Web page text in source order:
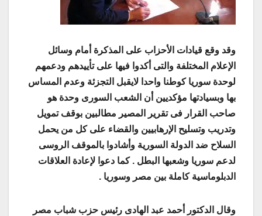
وقد وقع قيادات الأحزاب على المذكرة أمام وسائل
الإعلام المختلفة والتى أكدوا فيها على تأييدهم ودعمهم
لوحدة سوريا كوطنا واحدا لايقبل التجزئة وعدم المساس
بها وبسيادتها مؤكديين أن الشعب السورى وحدة هو
صاحب القرار فى تقرير المصير مطالبين بوقف تمويل
وتدريب وتسليح الإرهابيين والقضاء على كل من يحمل
السلاح ضد الدولة السورية وأشادوا بالموقف الروسى
لدعم سوريا وشعبها البطل . كما دعوا لإعادة العلاقات
الدبلوماسية كاملة بين مصر وسوريا .
وقال الدكتور أحمد عبد الهادى رئيس حزب شباب مصر